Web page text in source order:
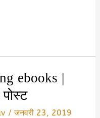
ebooks |
/जनवरी 23, 2019